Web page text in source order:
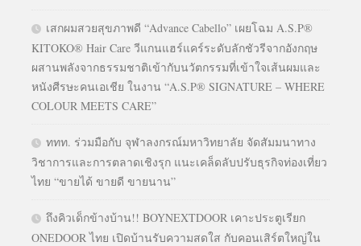
เสกผมสวยสุขภาพดี “Advance Cabello” เผยโฉม A.S.P®
KITOKO® Hair Care วีแกนแฮร์แคร์ระดับลักชัวรีจากอังกฤษ
ผสานพลังจากธรรมชาติเข้ากับนวัตกรรมที่เข้าใจเส้นผมและ
หนังศีรษะคนเอเชีย ในงาน “A.S.P® SIGNATURE – WHERE
COLOUR MEETS CARE”
ททท. ร่วมมือกับ จุฬาลงกรณ์มหาวิทยาลัย จัดสัมมนาทาง
วิชาการและการตลาดเชิงรุก แนะเคล็ดลับปรับธุรกิจท่องเที่ยว
ไทย “ขายได้ ขายดี ขายนาน”
ถึงคิวเด็กข้างบ้าน!! BOYNEXTDOOR เคาะประตูเรียก
ONEDOOR ไทย เปิดบ้านรับความสดใส กับคอนเสิร์ตใหญ่ใน